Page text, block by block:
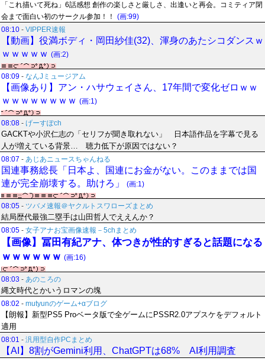
「これ描いて死ね」6話感想 創作の楽しさと厳しさ、出逢いと再会。コミティア閉
会まで面白い初のサークル参加！！
(画:99)
08:10 - VIPPER速報
【動画】役満ボディ・岡田紗佳(32)、渾身のあたシコダンスｗ
ｗｗｗｗｗ (画:2)
08:09 - なんJミュージアム
【画像あり】アン・ハサウェイさん、17年間で変化ゼロｗｗ
ｗｗｗｗｗｗｗｗ (画:1)
08:08 - げーすぽch
GACKTや小沢仁志の「セリフが聞き取れない」 日本語作品を字幕で見る
人が増えている背景… 聴力低下が原因ではない？
08:07 - あじあニュースちゃんねる
国連事務総長「日本よ、国連にお金がない。このままでは国
連が完全崩壊する。助けろ」
(画:1)
08:05 - ツバメ速報＠ヤクルトスワローズまとめ
結局歴代最強二塁手は山田哲人でええんか？
08:05 - 女子アナお宝画像速報－5chまとめ
【画像】冨田有紀アナ、体つきが性的すぎると話題になる
ｗｗｗｗｗｗ (画:16)
08:03 - あのころの
縄文時代とかいうロマンの塊
08:02 - mutyunのゲーム+αブログ
【朗報】新型PS5 Proベータ版で全ゲームにPSSR2.0アプスケをデフォルト
適用
08:01 - 汎用型自作PCまとめ
【AI】8割がGemini利用、ChatGPTは68% AI利用調査